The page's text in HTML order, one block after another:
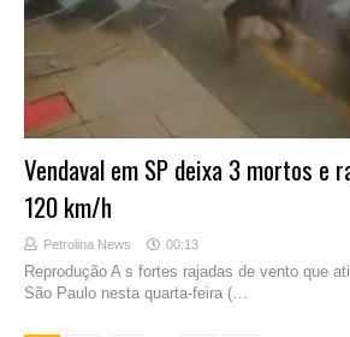
Vendaval em SP deixa 3 mortos e
120 km/h
Petrolina News 00:13
Reprodução A s fortes rajadas de vento que
São Paulo nesta quarta-feira (…